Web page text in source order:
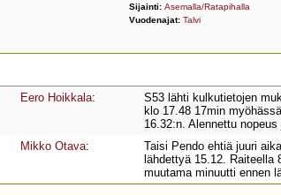
Sijainti: Asemalla/Ratapihalla
Vuodenajat: Talvi
Eero Hoikkala:
S53 lähti kulkutietojen
klo 17.48 17min
16.32:n. Alennettu
Mikko Otava:
Taisi Pendo ehtiä juuri
lähdettyä 15.12.
muutama minuutti ennen